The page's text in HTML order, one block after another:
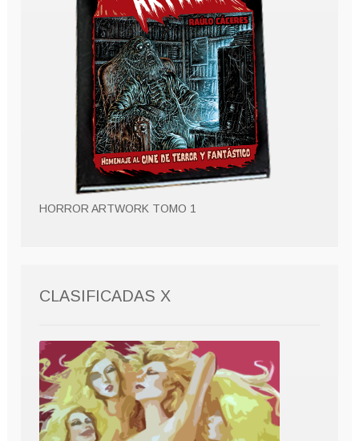
HORROR ARTWORK TOMO 1
CLASIFICADAS X